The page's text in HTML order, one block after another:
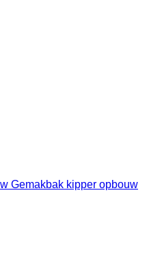
Gemakbak kipper opbouw